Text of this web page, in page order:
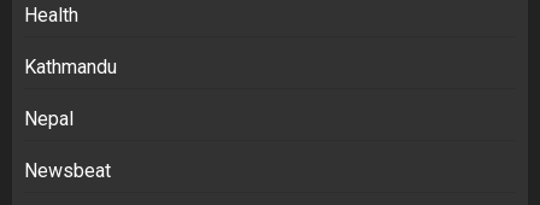
Health
Kathmandu
Nepal
Newsbeat